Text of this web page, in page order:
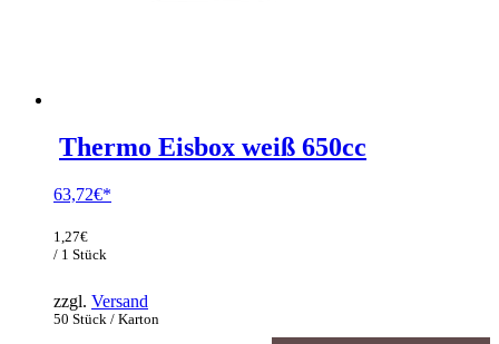
Thermo Eisbox weiß 650cc
63,72€
50 Stück / Karton
1,27€
/ 1 Stück
zzgl. Versand